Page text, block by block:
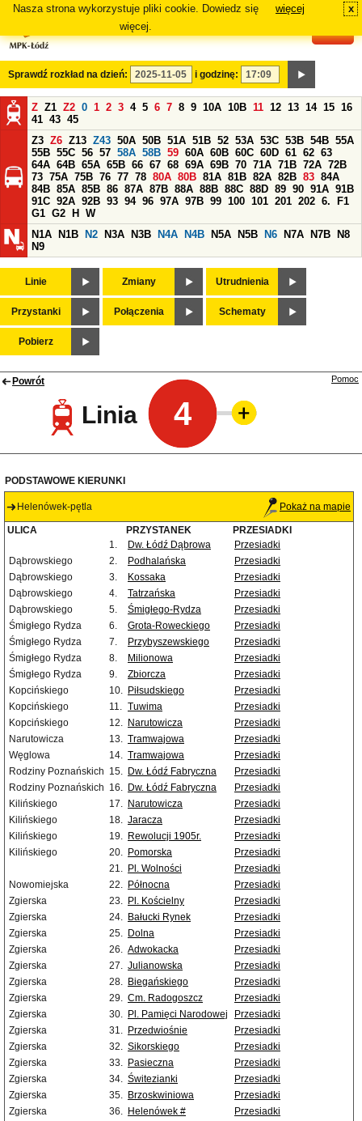
Nasza strona wykorzystuje pliki cookie. Dowiedz się
więcej.
więcej x
Sprawdź rozkład na dzień: i godzinę:
Z Z1 Z2 0 1 2 3 4 5 6 7 8 9 10A 10B 11 12 13 14 15 16
41 43 45
Z3 Z6 Z13 Z43 50A 50B 51A 51B 52 53A 53C 53B 54B 55A
55B 55C 56 57 58A 58B 59 60A 60B 60C 60D 61 62 63
64A 64B 65A 65B 66 67 68 69A 69B 70 71A 71B 72A 72B
73 75A 75B 76 77 78 80A 80B 81A 81B 82A 82B 83 84A
84B 85A 85B 86 87A 87B 88A 88B 88C 88D 89 90 91A 91B
91C 92A 92B 93 94 96 97A 97B 99 100 101 201 202 6.
F1
G1 G2 H
W
N1A
N1B N2 N3A N3B N4A N4B N5A N5B N6 N7A N7B
N8
N9
Linie Zmiany Utrudnienia
Przystanki Połączenia Schematy
Pobierz
Powrót
Linia 4
Pomoc
PODSTAWOWE KIERUNKI
Helenówek-pętla Pokaż na mapie
ULICA PRZYSTANEK
PRZESIADKI
1.
Dw. Łódź Dąbrowa
Przesiadki
Dąbrowskiego
2. Podhalańska
Przesiadki
Dąbrowskiego
3. Kossaka
Przesiadki
Dąbrowskiego
4. Tatrzańska
Przesiadki
Dąbrowskiego
5. Śmigłego-Rydza
Przesiadki
Śmigłego Rydza
6. Grota-Roweckiego
Przesiadki
Śmigłego Rydza
7. Przybyszewskiego
Przesiadki
Śmigłego Rydza
8. Milionowa
Przesiadki
Śmigłego Rydza
9. Zbiorcza
Przesiadki
Kopcińskiego
10. Piłsudskiego
Przesiadki
Kopcińskiego
11. Tuwima
Przesiadki
Kopcińskiego
12. Narutowicza
Przesiadki
Narutowicza
13. Tramwajowa
Przesiadki
Węglowa
14. Tramwajowa
Przesiadki
Rodziny Poznańskich 15. Dw. Łódź Fabryczna
Przesiadki
Rodziny Poznańskich 16. Dw. Łódź Fabryczna
Przesiadki
Kilińskiego
17. Narutowicza
Przesiadki
Kilińskiego
18. Jaracza
Przesiadki
Kilińskiego
19. Rewolucji 1905r.
Przesiadki
Kilińskiego
20. Pomorska
Przesiadki
21. Pl. Wolności
Przesiadki
Nowomiejska
22. Północna
Przesiadki
Zgierska
23. Pl. Kościelny
Przesiadki
Zgierska
24. Bałucki Rynek
Przesiadki
Zgierska
25. Dolna
Przesiadki
Zgierska
26. Adwokacka
Przesiadki
Zgierska
27. Julianowska
Przesiadki
Zgierska
28. Biegańskiego
Przesiadki
Zgierska
29. Cm. Radogoszcz
Przesiadki
Zgierska
30. Pl. Pamięci Narodowej
Przesiadki
Zgierska
31. Przedwiośnie
Przesiadki
Zgierska
32. Sikorskiego
Przesiadki
Zgierska
33. Pasieczna
Przesiadki
Zgierska
34. Świtezianki
Przesiadki
Zgierska
35. Brzoskwiniowa
Przesiadki
Zgierska
36. Helenówek #
Przesiadki